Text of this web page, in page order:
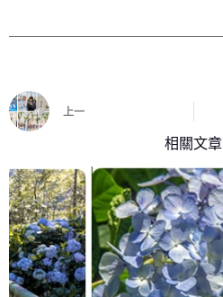
上一
相關文章